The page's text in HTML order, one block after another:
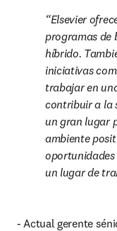
Elsevier
programas de
híbrido.
iniciativas
trabajar en
contribuir a la
un gran lugar
ambiente
un lugar de
- Actual gerente